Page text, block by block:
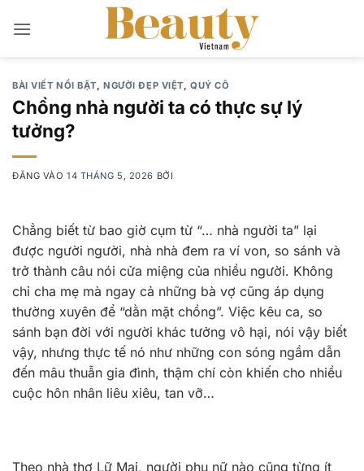
qua
BÀI VIẾT NỔI BẬT,NGƯỜI ĐẸP VIỆT,QUÝ CÔ
Chồng nhà người ta có thực sự lý
tưởng?
ĐĂNG VÀO14 THÁNG 5, 2026 BỞI
Chẳng biết từ bao giờ cụm từ “… nhà người ta” lại
được người người, nhà nhà đem ra ví von, so sánh và
trở thành câu nói cửa miệng của nhiều người. Không
chỉ cha mẹ mà ngay cả những bà vợ cũng áp dụng
thường xuyên để “dằn mặt chồng”. Việc kêu ca, so
sánh bạn đời với người khác tưởng vô hại, nói vậy biết
vậy, nhưng thực tế nó như những con sóng ngầm dẫn
đến mâu thuẫn gia đình, thậm chí còn khiến cho nhiều
cuộc hôn nhân liêu xiêu, tan vỡ…
Theo nhà thơ Lữ Mai, người phụ nữ nào cũng từng ít